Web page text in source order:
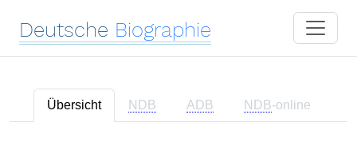
Deutsche Biographie
Übersicht NDB ADB NDB-online